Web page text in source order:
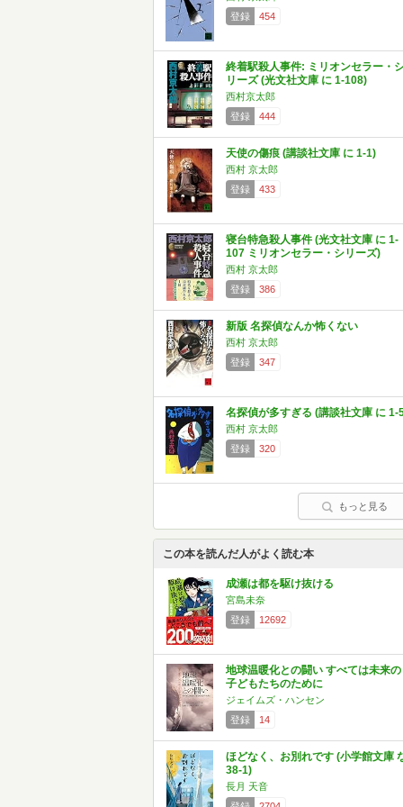
登録
454
終着駅殺人事件: ミリオンセラー・
リーズ (光文社文庫 に 1-108)
西村京太郎
登録
444
天使の傷痕 (講談社文庫 に 1-1)
西村 京太郎
登録
433
寝台特急殺人事件 (光文社文庫 に 1-
107 ミリオンセラー・シリーズ)
西村 京太郎
登録
386
新版 名探偵なんか怖くない
西村 京太郎
登録
347
名探偵が多すぎる (講談社文庫 に 1-
西村 京太郎
登録
320
もっと見る
この本を読んだ人がよく読む本
成瀬は都を駆け抜ける
宮島未奈
登録
12692
地球温暖化との闘い すべては未来の
子どもたちのために
ジェイムズ・ハンセン
登録
14
ほどなく、お別れです (小学館文庫
38-1)
長月 天音